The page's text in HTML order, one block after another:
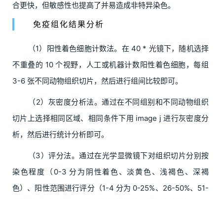
合更快，但敏感性也提高了并易造成非特异染色。
免疫组化结果分析
（1）阳性着色细胞计数法。在 40 * 光镜下，随机选择
不重叠的 10 个视野，人工或机器计数阳性着色细胞，每组
3-6 张不同动物组织切片，然后进行组间比较即可。
（2）灰密度分析法。通过在不同组别和不同动物组织
切片上选择相同区域、相同条件下用 image j 进行灰密度分
析，然后进行统计分析即可。
（3）评分法。通过在光学显微镜下对组织切片分别按
染色程度（0-3 分为阴性着色、淡黄色、浅褐色、深褐
色）、阳性范围进行评分（1-4 分为 0-25%、26-50%、51-